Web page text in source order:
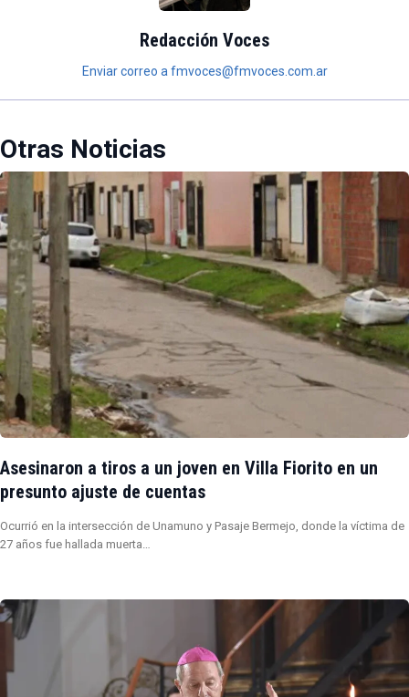
Redacción Voces
Enviar correo a fmvoces@fmvoces.com.ar
Otras Noticias
Asesinaron a tiros a un joven en Villa Fiorito en un
presunto ajuste de cuentas
Ocurrió en la intersección de Unamuno y Pasaje Bermejo, donde la víctima de
27 años fue hallada muerta…